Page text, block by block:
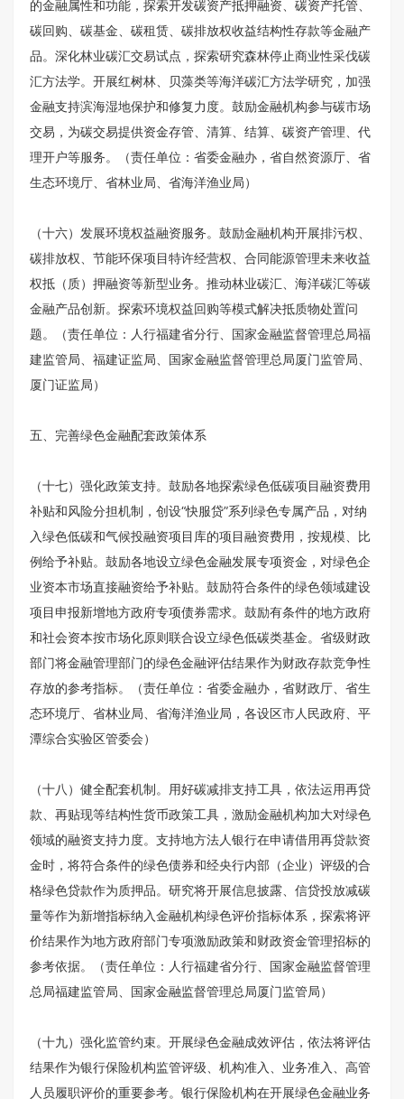
的金融属性和功能，探索开发碳资产抵押融资、碳资产托管、
碳回购、碳基金、碳租赁、碳排放权收益结构性存款等金融产
品。深化林业碳汇交易试点，探索研究森林停止商业性采伐碳
汇方法学。开展红树林、贝藻类等海洋碳汇方法学研究，加强
金融支持滨海湿地保护和修复力度。鼓励金融机构参与碳市场
交易，为碳交易提供资金存管、清算、结算、碳资产管理、代
理开户等服务。（责任单位：省委金融办，省自然资源厅、省
生态环境厅、省林业局、省海洋渔业局）
（十六）发展环境权益融资服务。鼓励金融机构开展排污权、
碳排放权、节能环保项目特许经营权、合同能源管理未来收益
权抵（质）押融资等新型业务。推动林业碳汇、海洋碳汇等碳
金融产品创新。探索环境权益回购等模式解决抵质物处置问
题。（责任单位：人行福建省分行、国家金融监督管理总局福
建监管局、福建证监局、国家金融监督管理总局厦门监管局、
厦门证监局）
五、完善绿色金融配套政策体系
（十七）强化政策支持。鼓励各地探索绿色低碳项目融资费用
补贴和风险分担机制，创设“快服贷”系列绿色专属产品，对纳
入绿色低碳和气候投融资项目库的项目融资费用，按规模、比
例给予补贴。鼓励各地设立绿色金融发展专项资金，对绿色企
业资本市场直接融资给予补贴。鼓励符合条件的绿色领域建设
项目申报新增地方政府专项债券需求。鼓励有条件的地方政府
和社会资本按市场化原则联合设立绿色低碳类基金。省级财政
部门将金融管理部门的绿色金融评估结果作为财政存款竞争性
存放的参考指标。（责任单位：省委金融办，省财政厅、省生
态环境厅、省林业局、省海洋渔业局，各设区市人民政府、平
潭综合实验区管委会）
（十八）健全配套机制。用好碳减排支持工具，依法运用再贷
款、再贴现等结构性货币政策工具，激励金融机构加大对绿色
领域的融资支持力度。支持地方法人银行在申请借用再贷款资
金时，将符合条件的绿色债券和经央行内部（企业）评级的合
格绿色贷款作为质押品。研究将开展信息披露、信贷投放减碳
量等作为新增指标纳入金融机构绿色评价指标体系，探索将评
价结果作为地方政府部门专项激励政策和财政资金管理招标的
参考依据。（责任单位：人行福建省分行、国家金融监督管理
总局福建监管局、国家金融监督管理总局厦门监管局）
（十九）强化监管约束。开展绿色金融成效评估，依法将评估
结果作为银行保险机构监管评级、机构准入、业务准入、高管
人员履职评价的重要参考。银行保险机构在开展绿色金融业务